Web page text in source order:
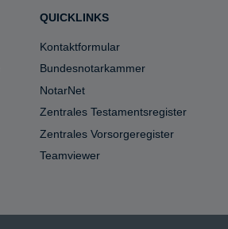
QUICKLINKS
Kontaktformular
Bundesnotarkammer
NotarNet
Zentrales Testamentsregister
Zentrales Vorsorgeregister
Teamviewer